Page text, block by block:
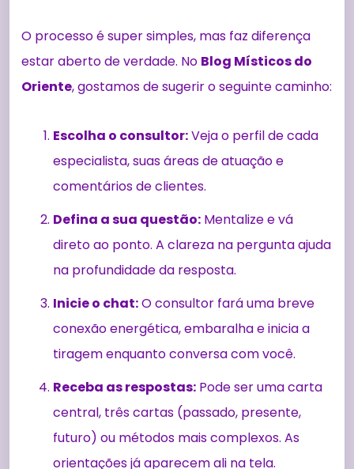
O processo é super simples, mas faz diferença
estar aberto de verdade. No Blog Místicos do
Oriente, gostamos de sugerir o seguinte caminho:
Escolha o consultor:Veja o perfil de cada
especialista, suas áreas de atuação e
comentários de clientes.
Defina a sua questão: Mentalize e vá
direto ao ponto. A clareza na pergunta ajuda
na profundidade da resposta.
Inicie o chat:O consultor fará uma breve
conexão energética, embaralha e inicia a
tiragem enquanto conversa com você.
Receba as respostas: Pode ser uma carta
central, três cartas (passado, presente,
futuro) ou métodos mais complexos. As
orientações já aparecem ali na tela.